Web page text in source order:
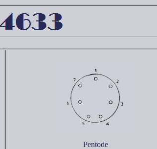
Pentode